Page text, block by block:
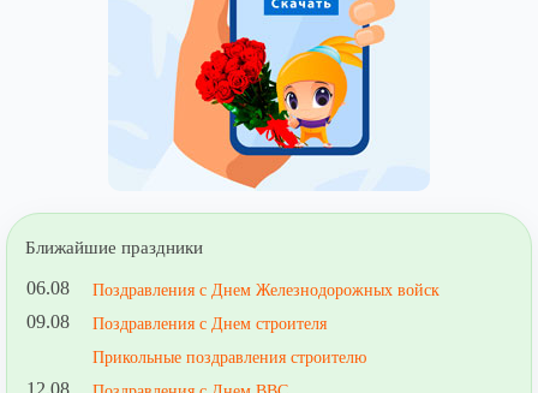
Ближайшие праздники
06.08 Поздравления с Днем Железнодорожных войск
09.08
Поздравления с Днем строителя
Прикольные поздравления строителю
12.08